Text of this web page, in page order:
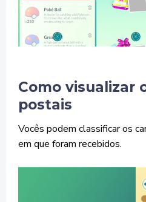
Como visualizar
postais
Vocês podem classificar os
em que foram recebidos.